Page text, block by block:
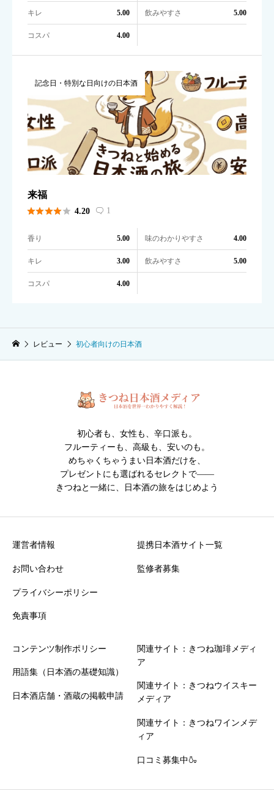
キレ 5.00 飲みやすさ 5.00
コスパ 4.00
記念日・特別な日向けの日本酒
来福
 4.20  1
香り 5.00 味のわかりやすさ 4.00
キレ 3.00 飲みやすさ 5.00
コスパ 4.00
レビュー 初心者向けの日本酒
初心者も、女性も、辛口派も。
フルーティーも、高級も、安いのも。
めちゃくちゃうまい日本酒だけを、
プレゼントにも選ばれるセレクトで――
きつねと一緒に、日本酒の旅をはじめよう
運営者情報
お問い合わせ
プライバシーポリシー
免責事項
提携日本酒サイト一覧
監修者募集
コンテンツ制作ポリシー
用語集（日本酒の基礎知識）
日本酒店舗・酒蔵の掲載申請
関連サイト：きつね珈琲メディ
ア
関連サイト：きつねウイスキー
メディア
関連サイト：きつねワインメデ
ィア
口コミ募集中🍶